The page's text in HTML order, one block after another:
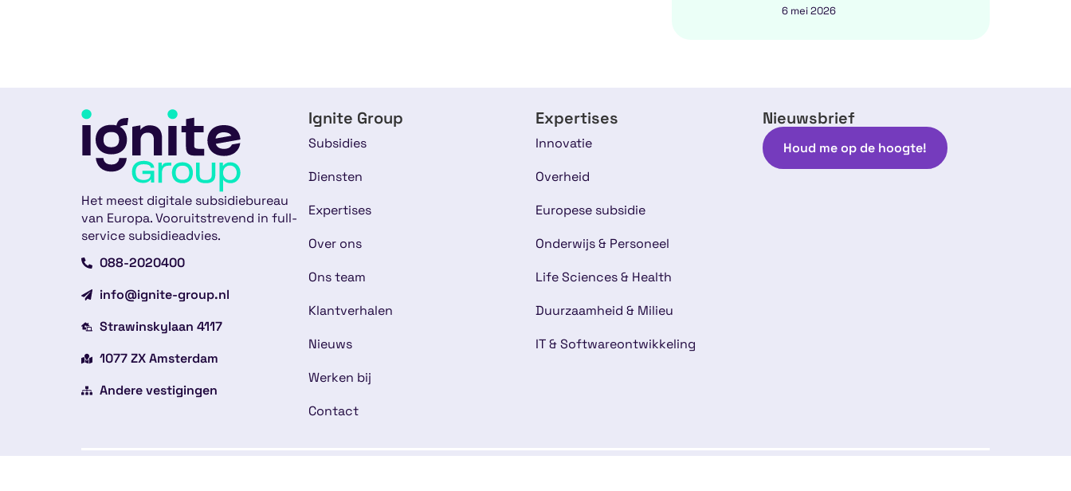
6 mei 2026
Het meest digitale subsidiebureau
van Europa. Vooruitstrevend in full-
service subsidieadvies.
088-2020400
info@ignite-group.nl
Strawinskylaan 4117
1077 ZX Amsterdam
Andere vestigingen
Ignite Group
Subsidies
Diensten
Expertises
Over ons
Ons team
Klantverhalen
Nieuws
Werken bij
Contact
Expertises
Innovatie
Overheid
Europese subsidie
Onderwijs & Personeel
Life Sciences & Health
Duurzaamheid & Milieu
IT & Softwareontwikkeling
Nieuwsbrief
Houd me op de hoogte!